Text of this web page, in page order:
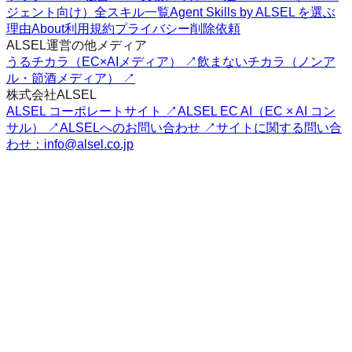
ジェント向け） 全スキル一覧Agent Skills by ALSEL を選ぶ
理由About利用規約プライバシー削除依頼
ALSEL運営の他メディア
うるチカラ（EC×AIメディア） ↗飲まないチカラ（ノンア
ル・節酒メディア） ↗
株式会社ALSEL
ALSEL コーポレートサイト ↗ALSEL EC AI（EC × AI コン
サル） ↗ALSELへのお問い合わせ ↗サイトに関する問い合
わせ：info@alsel.co.jp